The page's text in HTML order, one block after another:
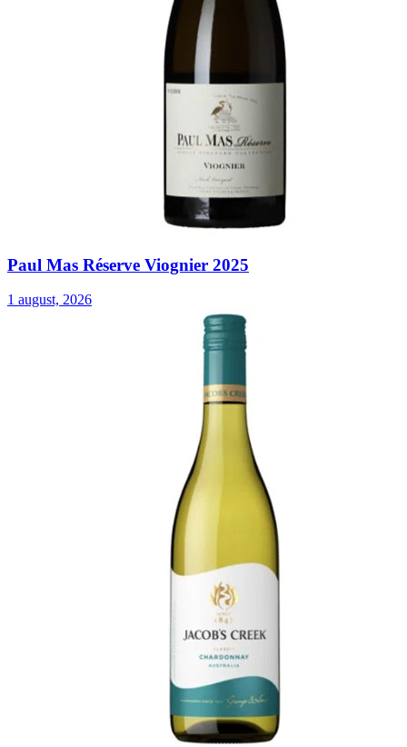
Paul Mas Réserve Viognier 2025
1 august, 2026